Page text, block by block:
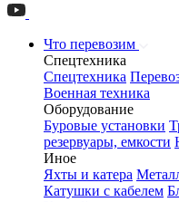
Что перевозим
Спецтехника
Спецтехника
Военная техника
Оборудование
Буровые установки
резервуары, емкости
Иное
Яхты и катера
Катушки с кабелем